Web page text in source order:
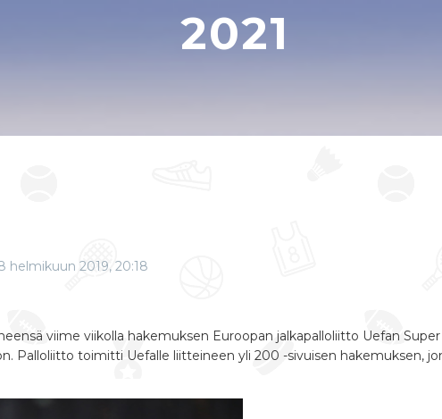
2021
helmikuun 2019, 20:18
viime viikolla hakemuksen Euroopan jalkapalloliitto Uefan
Palloliitto toimitti Uefalle liitteineen yli 200 -sivuisen hakemuksen,